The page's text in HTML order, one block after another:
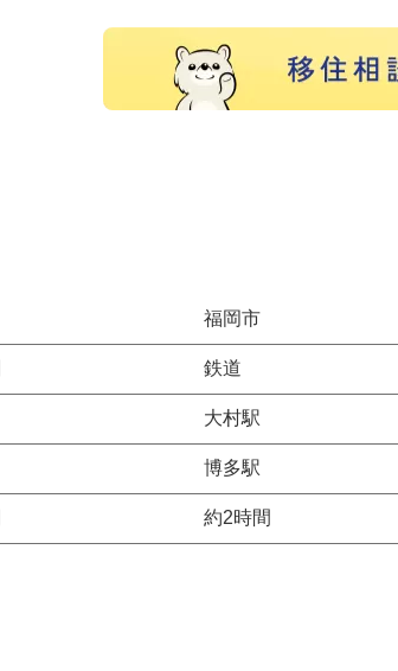
福岡市
鉄道
大村駅
博多駅
約2時間